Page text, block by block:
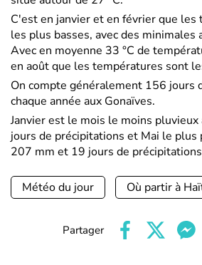
C'est en janvier et en février que
les plus basses, avec des minimales
Avec en moyenne 33 °C de
en août que les températures sont
On compte généralement 156 jours
chaque année aux Gonaïves.
Janvier est le mois le moins
jours de précipitations et Mai le plus
207 mm et 19 jours de
Météo du jour Où partir à
Partager